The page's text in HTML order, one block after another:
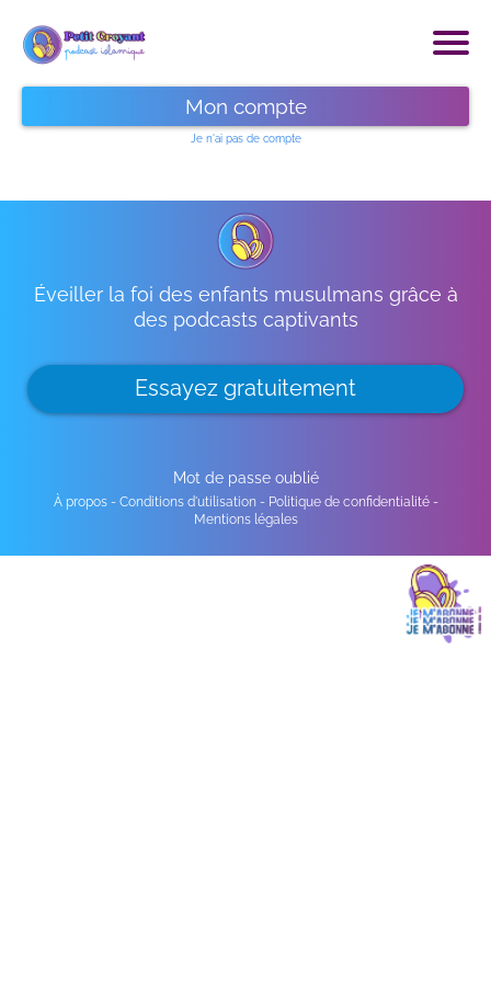
Mon compte
Je n'ai pas de compte
Éveiller la foi des enfants musulmans grâce à
des podcasts captivants
Essayez gratuitement
Mot de passe oublié
À propos- Conditions d'utilisation- Politique de confidentialité-
Mentions légales